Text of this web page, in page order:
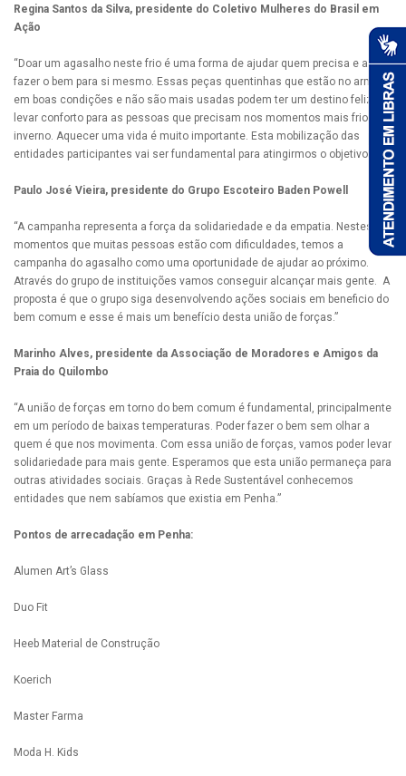
Regina Santos da Silva, presidente do Coletivo Mulheres do Brasil em
Ação
“Doar um agasalho neste frio é uma forma de ajudar quem precisa e ainda
fazer o bem para si mesmo. Essas peças quentinhas que estão no armário
em boas condições e não são mais usadas podem ter um destino feliz e
levar conforto para as pessoas que precisam nos momentos mais frios do
inverno. Aquecer uma vida é muito importante. Esta mobilização das
entidades participantes vai ser fundamental para atingirmos o objetivo.”
Paulo José Vieira, presidente do Grupo Escoteiro Baden Powell
“A campanha representa a força da solidariedade e da empatia. Nestes
momentos que muitas pessoas estão com dificuldades, temos a
campanha do agasalho como uma oportunidade de ajudar ao próximo.
Através do grupo de instituições vamos conseguir alcançar mais gente. A
proposta é que o grupo siga desenvolvendo ações sociais em beneficio do
bem comum e esse é mais um benefício desta união de forças.”
Marinho Alves, presidente da Associação de Moradores e Amigos da
Praia do Quilombo
“A união de forças em torno do bem comum é fundamental, principalmente
em um período de baixas temperaturas. Poder fazer o bem sem olhar a
quem é que nos movimenta. Com essa união de forças, vamos poder levar
solidariedade para mais gente. Esperamos que esta união permaneça para
outras atividades sociais. Graças à Rede Sustentável conhecemos
entidades que nem sabíamos que existia em Penha.”
Pontos de arrecadação em Penha:
Alumen Art’s Glass
Duo Fit
Heeb Material de Construção
Koerich
Master Farma
Moda H. Kids